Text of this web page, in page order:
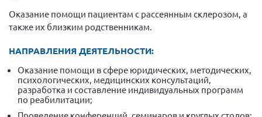
Конференция ВСЭ 2021
Конференция ОООИБРС 2020
Документы съездов
Первый съезд
Второй съезд
Третий съезд
Оказание помощи пациентам с рассеянным склерозом, а
также их близким родственникам.
НАПРАВЛЕНИЯ ДЕЯТЕЛЬНОСТИ:
Оказание помощи в сфере юридических, методических,
психологических, медицинских консультаций,
разработка и составление индивидуальных программ
по реабилитации;